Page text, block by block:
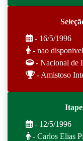
- 16/5/1996
- nao disponivel
- Nacional de
- Amistoso
- 12/5/1996
- Carlos Elias